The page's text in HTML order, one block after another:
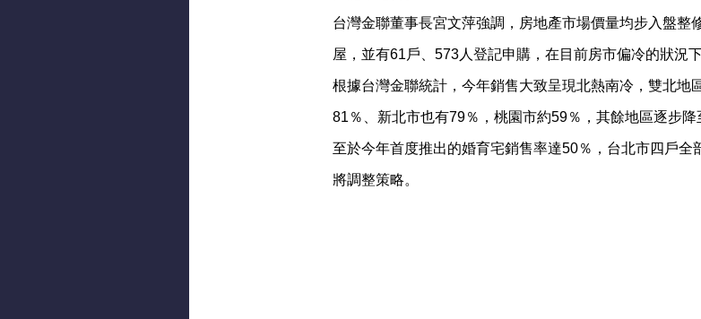
台灣金聯董事長宮文萍強調，房地產市場價量均步入盤
屋，並有61戶、573人登記申購，在目前房市偏冷的狀況
根據台灣金聯統計，今年銷售大致呈現北熱南冷，雙北地
81％、新北市也有79％，桃園市約59％，其餘地區逐步降
至於今年首度推出的婚育宅銷售率達50％，台北市四戶
將調整策略。